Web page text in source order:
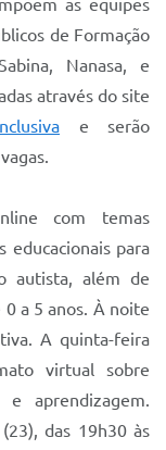
as equipes
de Formação
Nanasa, e
através do site
e serão
com temas
educacionais para
autista, além de
0 a 5 anos. À noite
A quinta-feira
virtual sobre
e aprendizagem.
das 19h30 às